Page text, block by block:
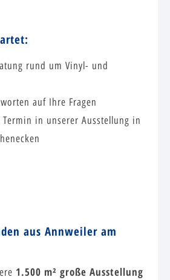
rund um Vinyl- und
auf Ihre Fragen
in unserer Ausstellung in
aus Annweiler am
1.500 m² große Ausstellung